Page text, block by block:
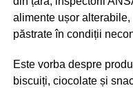
alimente ușor
păstrate în condiții
Este vorba despre
biscuiți, ciocolate și